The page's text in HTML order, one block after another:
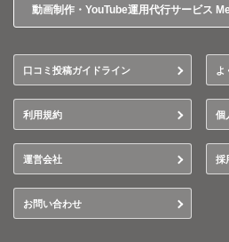
動画制作・YouTube運用代行サービス
口コミ投稿ガイドライン よ
利用規約 個
運営会社 採
お問い合わせ